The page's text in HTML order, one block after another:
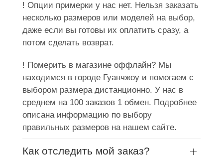
! Опции примерки у нас нет. Нельзя заказать
несколько размеров или моделей на выбор,
даже если вы готовы их оплатить сразу, а
потом сделать возврат.
! Померить в магазине оффлайн? Мы
находимся в городе Гуанчжоу и помогаем с
выбором размера дистанционно. У нас в
среднем на 100 заказов 1 обмен. Подробнее
описана информацию по выбору
правильных размеров на нашем сайте.
Как отследить мой заказ?